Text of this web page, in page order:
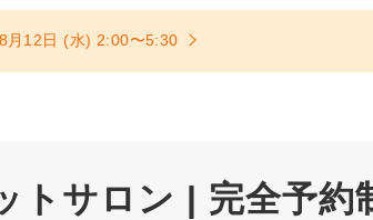
月12日 (水) 2:00〜5:30
トサロン | 完全予約